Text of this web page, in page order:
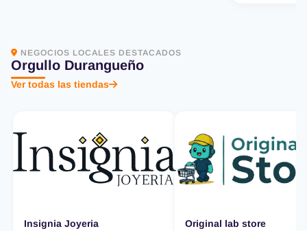
NEGOCIOS LOCALES DESTACADOS
Orgullo Durangueño
Ver todas las tiendas
Insignia Joyeria Original lab store